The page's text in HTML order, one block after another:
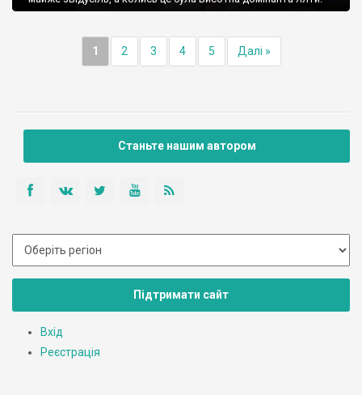
1 2 3 4 5 Далі »
Станьте нашим автором
Підтримати сайт
Вхід
Реєстрація